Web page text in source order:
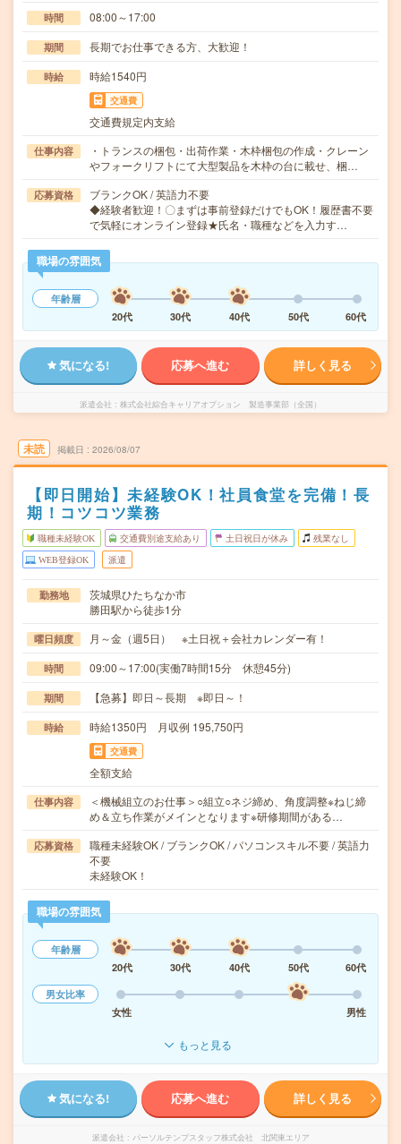
時間 08:00～17:00
期間 長期でお仕事できる方、大歓迎！
時給 時給1540円
交通費
交通費規定内支給
仕事内容
・トランスの梱包・出荷作業・木枠梱包の作成・クレーン
やフォークリフトにて大型製品を木枠の台に載せ、梱…
応募資格
ブランクOK / 英語力不要
◆経験者歓迎！〇まずは事前登録だけでもOK！履歴書不要
で気軽にオンライン登録★氏名・職種などを入力す…
職場の雰囲気
年齢層
20代
30代 40代 50代 60代
気になる! 応募へ進む 詳しく見る
派遣会社 株式会社綜合キャリアオプション 製造事業部（全国）
未読 掲載日 2026/08/07
【即日開始】未経験OK！社員食堂を完備！長
期！コツコツ業務
職種未経験OK 交通費別途支給あり 土日祝日が休み 残業なし
WEB登録OK 派遣
勤務地
茨城県ひたちなか市
勝田駅から徒歩1分
曜日頻度 月～金（週5日） ※土日祝＋会社カレンダー有！
時間 09:00～17:00(実働7時間15分 休憩45分)
期間 【急募】即日～長期 ※即日～！
時給 時給1350円 月収例 195,750円
交通費
全額支給
仕事内容
＜機械組立のお仕事＞○組立○ネジ締め、角度調整※ねじ締
め＆立ち作業がメインとなります※研修期間がある…
応募資格
職種未経験OK / ブランクOK / パソコンスキル不要 / 英語力
不要
未経験OK！
職場の雰囲気
年齢層
20代
30代 40代 50代
60代
男女比率
女性
男性
もっと見る
気になる! 応募へ進む 詳しく見る
派遣会社 パーソルテンプスタッフ株式会社 北関東エリア